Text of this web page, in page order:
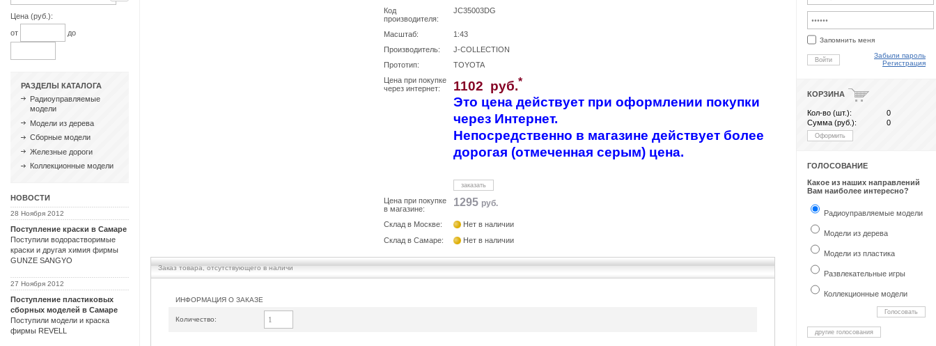
Цена (руб.):
от
до
РАЗДЕЛЫ КАТАЛОГА
Радиоуправляемые
модели
Модели из дерева
Сборные модели
Железные дороги
Коллекционные модели
НОВОСТИ
28 Ноября 2012
Поступление краски в Самаре
Поступили водорастворимые
краски и другая химия фирмы
GUNZE SANGYO
27 Ноября 2012
Поступление пластиковых
сборных моделей в Самаре
Поступили модели и краска
фирмы REVELL
Код
производителя:
JC35003DG
Масштаб:
1:43
Производитель:
J-COLLECTION
Прототип:
TOYOTA
Цена при покупке
через интернет:
1102 руб.*
Это цена действует при оформлении покупки
через Интернет.
Непосредственно в магазине действует более
дорогая (отмеченная серым) цена.
заказать
Цена при покупке
в магазине:
1295 руб.
Склад в Москве:
Нет в наличии
Склад в Самаре:
Нет в наличии
Заказ товара, отсутствующего в наличи
ИНФОРМАЦИЯ О ЗАКАЗЕ
Количество:
Запомнить меня
Войти
Забыли пароль
Регистрация
КОРЗИНА
Кол-во (шт.):
0
Сумма (руб.):
0
Оформить
ГОЛОСОВАНИЕ
Какое из наших направлений
Вам наиболее интересно?
Радиоуправляемые модели
Модели из дерева
Модели из пластика
Развлекательные игры
Коллекционные модели
Голосовать
другие голосования